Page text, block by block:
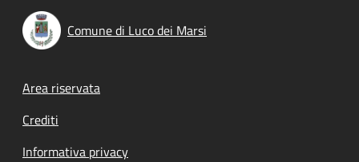
Comune di Luco dei Marsi
Footer menu
Area riservata
Crediti
Informativa privacy